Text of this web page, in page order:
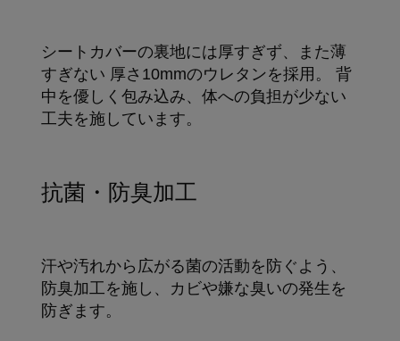
シートカバーの裏地には厚すぎず、また薄
すぎない 厚さ10mmのウレタンを採用。 背
中を優しく包み込み、体への負担が少ない
工夫を施しています。
抗菌・防臭加工
汗や汚れから広がる菌の活動を防ぐよう、
防臭加工を施し、カビや嫌な臭いの発生を
防ぎます。